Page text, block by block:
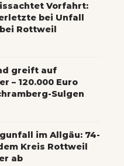
Vorfahrt:
bei Unfall
Rottweil
greift auf
– 120.000 Euro
Sulgen
im Allgäu: 74-
Kreis Rottweil
ab